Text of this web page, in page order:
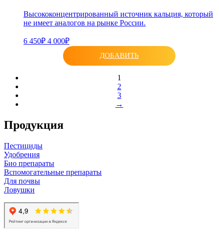
Высококонцентрированный источник кальция, который
не имеет аналогов на рынке России.
6 450₽ 4 000₽
ДОБАВИТЬ
1
2
3
→
Продукция
Пестициды
Удобрения
Био препараты
Вспомогательные препараты
Для почвы
Ловушки